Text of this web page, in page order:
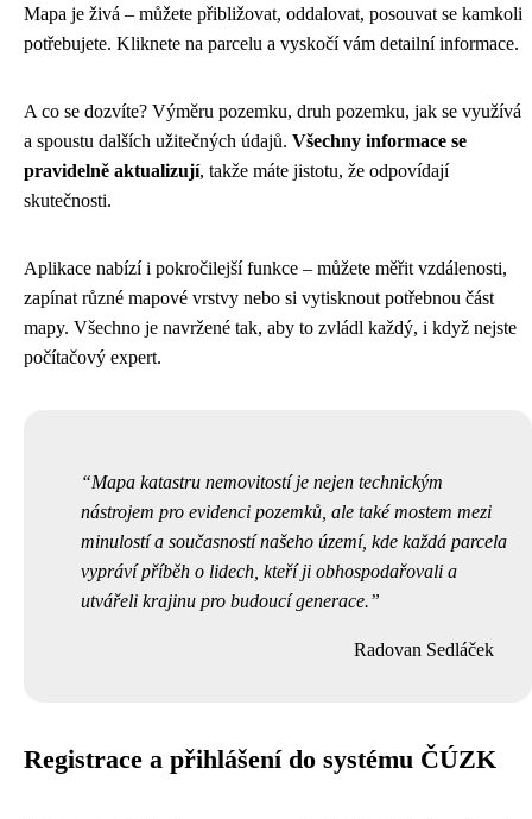
Mapa je živá – můžete přibližovat, oddalovat, posouvat se kamkoli
potřebujete. Kliknete na parcelu a vyskočí vám detailní informace.
A co se dozvíte? Výměru pozemku, druh pozemku, jak se využívá
a spoustu dalších užitečných údajů. Všechny informace se
pravidelně aktualizují, takže máte jistotu, že odpovídají
skutečnosti.
Aplikace nabízí i pokročilejší funkce – můžete měřit vzdálenosti,
zapínat různé mapové vrstvy nebo si vytisknout potřebnou část
mapy. Všechno je navržené tak, aby to zvládl každý, i když nejste
počítačový expert.
Mapa katastru nemovitostí je nejen technickým
nástrojem pro evidenci pozemků, ale také mostem mezi
minulostí a současností našeho území, kde každá parcela
vypráví příběh o lidech, kteří ji obhospodařovali a
utvářeli krajinu pro budoucí generace.
Radovan Sedláček
Registrace a přihlášení do systému ČÚZK